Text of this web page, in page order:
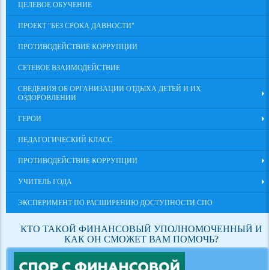
ЦЕЛЕВОЕ ОБУЧЕНИЕ
ПРОЕКТ "БЕЗ СРОКА ДАВНОСТИ"
ПРОТИВОДЕЙСТВИЕ КОРРУПЦИИ
СЕТЕВОЕ ВЗАИМОДЕЙСТВИЕ
СВЕДЕНИЯ ОБ ОРГАНИЗАЦИИ ОТДЫХА ДЕТЕЙ И ИХ
ОЗДОРОВЛЕНИИ
ГЕРОИ
ПЕДАГОГИЧЕСКИЙ КЛАСС
ПРОТИВОДЕЙСТВИЕ КОРРУПЦИИ
УЧИТЕЛЬ ГОДА
ЭКСПЕРИМЕНТ ПО РАСШИРЕНИЮ ДОСТУПНОСТИ СПО
КТО ТАКОЙ ФИНАНСОВЫЙ УПОЛНОМОЧЕННЫЙ И
КАК ОН СМОЖЕТ ВАМ ПОМОЧЬ?